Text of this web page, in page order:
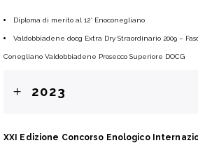
Diploma di merito al 12° Enoconegliano
Valdobbiadene docg Extra Dry Straordinario 2009 –
Conegliano Valdobbiadene Prosecco Superiore DOCG
2023
XXI Edizione Concorso Enologico